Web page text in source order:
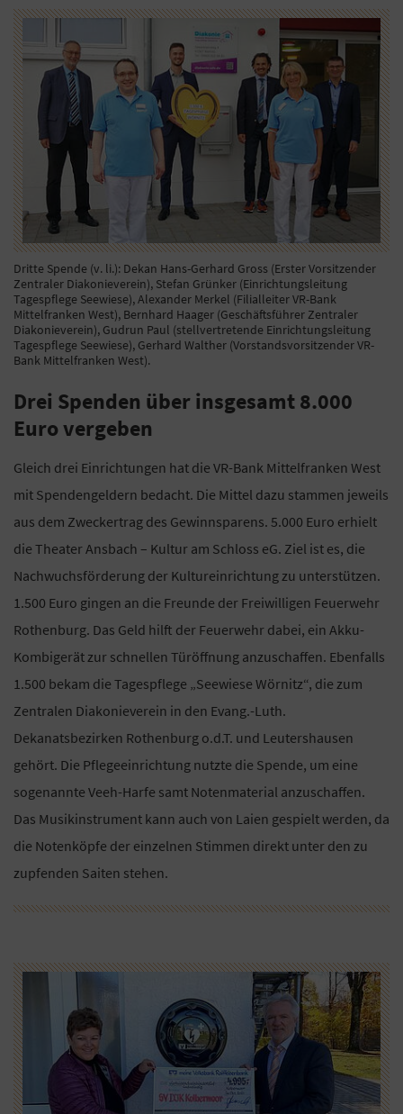
Dritte Spende (v. li.): Dekan Hans-Gerhard Gross (Erster Vorsitzender
Zentraler Diakonieverein), Stefan Grünker (Einrichtungsleitung
Tagespflege Seewiese), Alexander Merkel (Filialleiter VR-Bank
Mittelfranken West), Bernhard Haager (Geschäftsführer Zentraler
Diakonieverein), Gudrun Paul (stellvertretende Einrichtungsleitung
Tagespflege Seewiese), Gerhard Walther (Vorstandsvorsitzender VR-
Bank Mittelfranken West).
Drei Spenden über insgesamt 8.000
Euro vergeben
Gleich drei Einrichtungen hat die VR-Bank Mittelfranken West
mit Spendengeldern bedacht. Die Mittel dazu stammen jeweils
aus dem Zweckertrag des Gewinnsparens. 5.000 Euro erhielt
die Theater Ansbach – Kultur am Schloss eG. Ziel ist es, die
Nachwuchsförderung der Kultureinrichtung zu unterstützen.
1.500 Euro gingen an die Freunde der Freiwilligen Feuerwehr
Rothenburg. Das Geld hilft der Feuerwehr dabei, ein Akku-
Kombigerät zur schnellen Türöffnung anzuschaffen. Ebenfalls
1.500 bekam die Tagespflege „Seewiese Wörnitz“, die zum
Zentralen Diakonieverein in den Evang.-Luth.
Dekanatsbezirken Rothenburg o.d.T. und Leutershausen
gehört. Die Pflegeeinrichtung nutzte die Spende, um eine
sogenannte Veeh-Harfe samt Notenmaterial anzuschaffen.
Das Musikinstrument kann auch von Laien gespielt werden, da
die Notenköpfe der einzelnen Stimmen direkt unter den zu
zupfenden Saiten stehen.